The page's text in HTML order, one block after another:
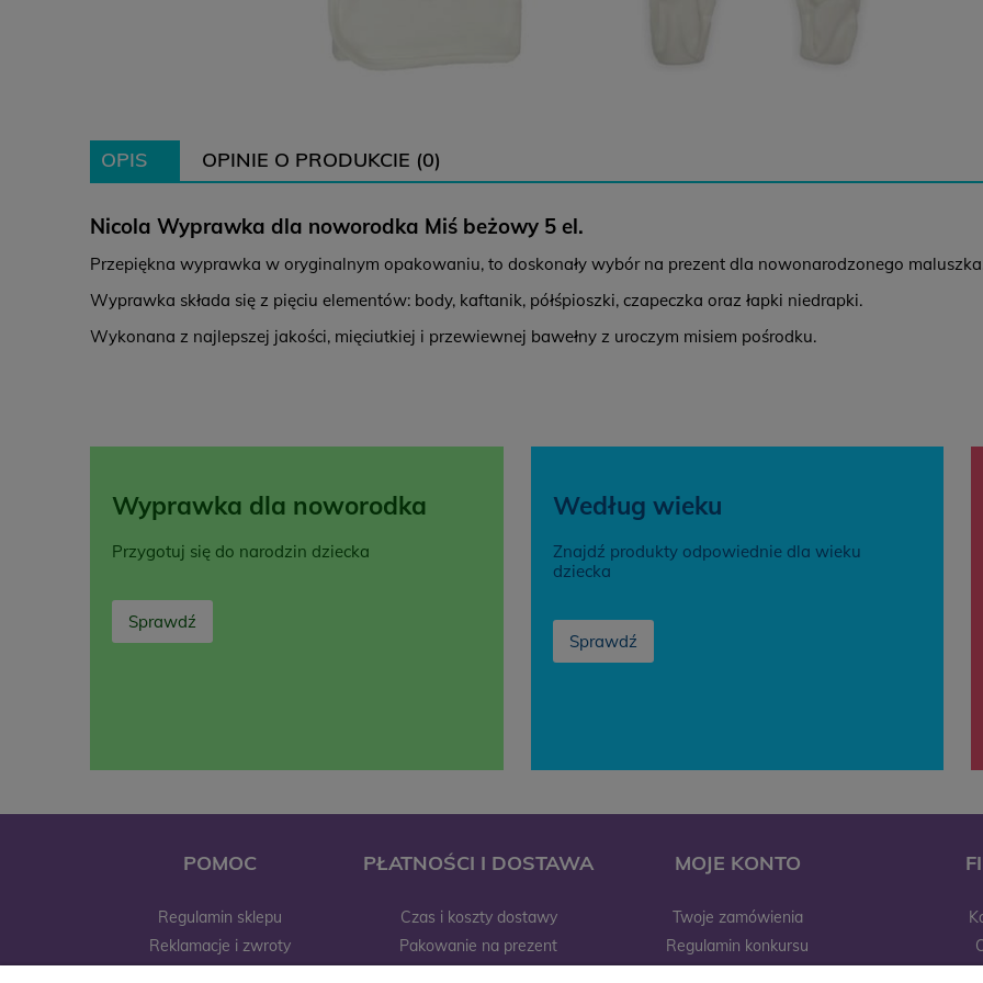
OPIS OPINIE O PRODUKCIE (0)
Nicola Wyprawka dla noworodka Miś beżowy 5 el.
Przepiękna wyprawka w oryginalnym opakowaniu, to doskonały wybór na prezent dla nowonarodzonego
Wyprawka składa się z pięciu elementów: body, kaftanik, półśpioszki, czapeczka oraz łapki niedrapki.
Wykonana z najlepszej jakości, mięciutkiej i przewiewnej bawełny z uroczym misiem pośrodku.
Wyprawka dla noworodka
Przygotuj się do narodzin dziecka
Sprawdź
Według wieku
Znajdź produkty odpowiednie dla wieku
dziecka
Sprawdź
POMOC
Regulamin sklepu
Reklamacje i zwroty
PŁATNOŚCI I DOSTAWA
Czas i koszty dostawy
Pakowanie na prezent
MOJE KONTO
Twoje zamówienia
Regulamin konkursu